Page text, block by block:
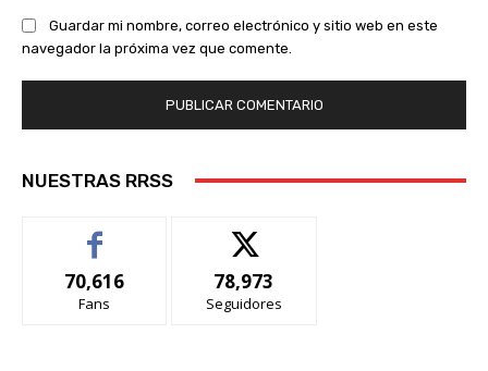
Guardar mi nombre, correo electrónico y sitio web en este
navegador la próxima vez que comente.
NUESTRAS RRSS
70,616
Fans
78,973
Seguidores